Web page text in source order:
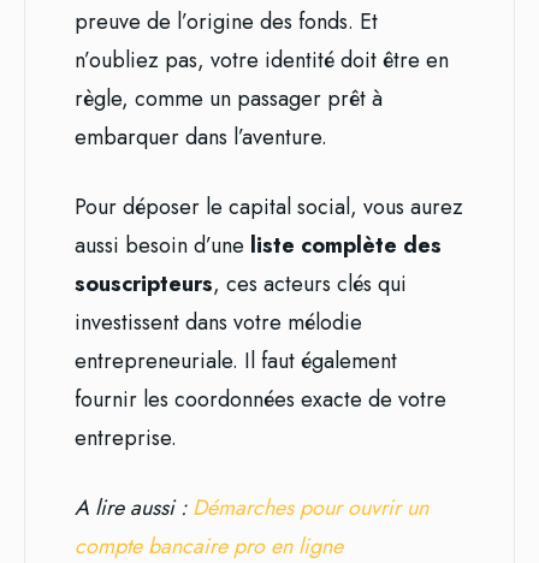
preuve de l’origine des fonds. Et
n’oubliez pas, votre identité doit être en
règle, comme un passager prêt à
embarquer dans l’aventure.
Pour déposer le capital social, vous aurez
aussi besoin d’une liste complète des
souscripteurs, ces acteurs clés qui
investissent dans votre mélodie
entrepreneuriale. Il faut également
fournir les coordonnées exacte de votre
entreprise.
A lire aussi :Démarches pour ouvrir un
compte bancaire pro en ligne